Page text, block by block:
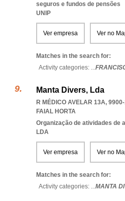
seguros e fundos de pensões
UNIP
Ver empresa Ver no
Matches in the search for:
Activity categories: ...
Manta Divers, Lda
R MÉDICO AVELAR 13A,
FAIAL HORTA
Organização de atividades de
LDA
Ver empresa Ver no
Matches in the search for:
Activity categories: ...MANTA